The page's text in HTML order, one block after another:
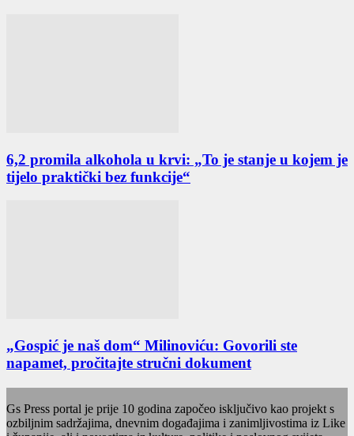
6,2 promila alkohola u krvi: „To je stanje u kojem je
tijelo praktički bez funkcije“
„Gospić je naš dom“ Milinoviću: Govorili ste
napamet, pročitajte stručni dokument
Gs Press portal je prije 10 godina započeo isključivo kao projekt s
ozbiljnim sadržajima, dnevnim događajima i zanimljivostima iz Like